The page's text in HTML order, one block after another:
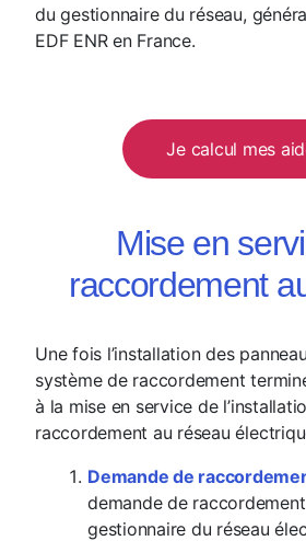
du gestionnaire du réseau,
EDF ENR en France.
Je calcul mes
Mise en
raccordement
Une fois l’installation des
système de raccordement
à la mise en service de
raccordement au réseau
Demande de
demande de
gestionnaire du réseau